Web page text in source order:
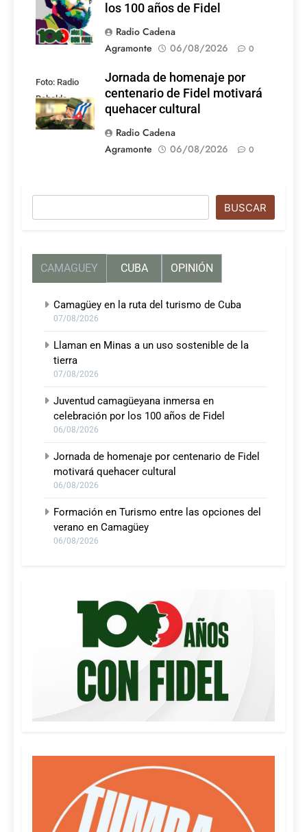
los 100 años de Fidel
Radio Cadena
Agramonte
06/08/2026 0
Foto: Radio
Rebelde
Jornada de homenaje por
centenario de Fidel motivará
quehacer cultural
Radio Cadena
Agramonte
06/08/2026 0
BUSCAR
CAMAGUEY CUBA OPINIÓN
Camagüey en la ruta del turismo de Cuba
07/08/2026
Llaman en Minas a un uso sostenible de la
tierra
07/08/2026
Juventud camagüeyana inmersa en
celebración por los 100 años de Fidel
06/08/2026
Jornada de homenaje por centenario de Fidel
motivará quehacer cultural
06/08/2026
Formación en Turismo entre las opciones del
verano en Camagüey
06/08/2026